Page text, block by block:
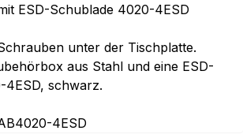
ESD-Schublade 4020-4ESD
unter der Tischplatte.
aus Stahl und eine ESD-
4ESD, schwarz.
4ESD